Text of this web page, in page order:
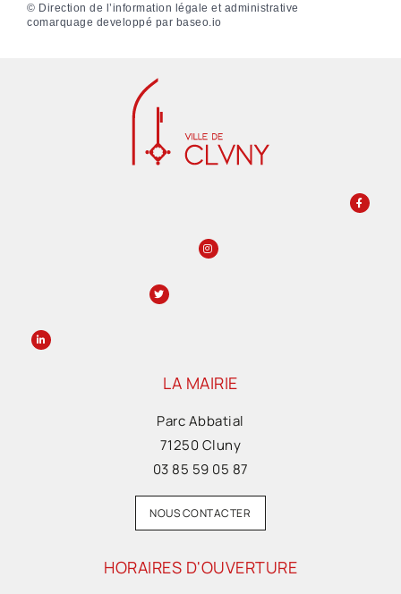
© Direction de l’information légale et administrative
comarquage developpé par baseo.io
LA MAIRIE
Parc Abbatial
71250 Cluny
03 85 59 05 87
NOUS CONTACTER
HORAIRES D'OUVERTURE